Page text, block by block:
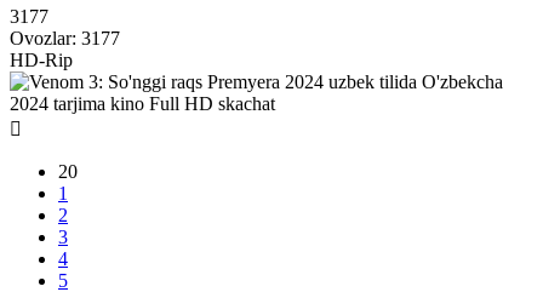
3177
Ovozlar: 3177
HD-Rip
20
1
2
3
4
5